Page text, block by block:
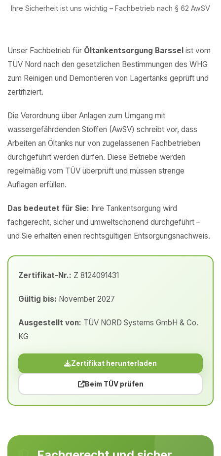
Ihre Sicherheit ist uns wichtig – Fachbetrieb nach § 62 AwSV
Unser Fachbetrieb für Öltankentsorgung Barssel ist vom
TÜV Nord nach den gesetzlichen Bestimmungen des WHG
zum Reinigen und Demontieren von Lagertanks geprüft und
zertifiziert.
Die Verordnung über Anlagen zum Umgang mit
wassergefährdenden Stoffen (AwSV) schreibt vor, dass
Arbeiten an Öltanks nur von zugelassenen Fachbetrieben
durchgeführt werden dürfen. Diese Betriebe werden
regelmäßig vom TÜV überprüft und müssen strenge
Auflagen erfüllen.
Das bedeutet für Sie: Ihre Tankentsorgung wird
fachgerecht, sicher und umweltschonend durchgeführt –
und Sie erhalten einen rechtsgültigen Entsorgungsnachweis.
Zertifikat-Nr.: Z 8124091431
Gültig bis: November 2027
Ausgestellt von: TÜV NORD Systems GmbH & Co.
KG
Zertifikat herunterladen
Beim TÜV prüfen